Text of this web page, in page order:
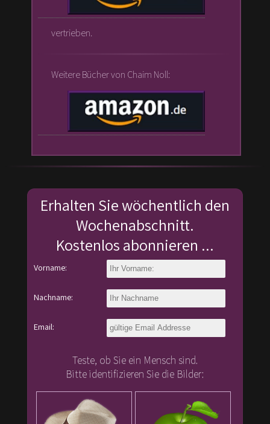
vertrieben.
Weitere Bücher von Chaim Noll:
Erhalten Sie wöchentlich den
Wochenabschnitt.
Kostenlos abonnieren ...
Vorname:
Nachname:
Email:
Teste, ob Sie ein Mensch sind.
Bitte identifizieren Sie die Bilder: